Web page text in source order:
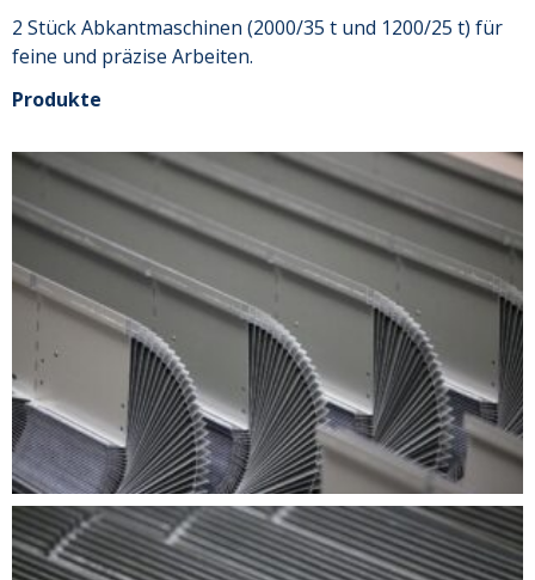
2 Stück Abkantmaschinen (2000/35 t und 1200/25 t) für
feine und präzise Arbeiten.
Produkte